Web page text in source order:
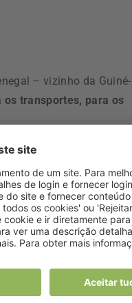
– vizinho da Guiné-
os transportes, para os
das nações africanas,
verdadeiramente”.
do financiamento da
ou das grandes